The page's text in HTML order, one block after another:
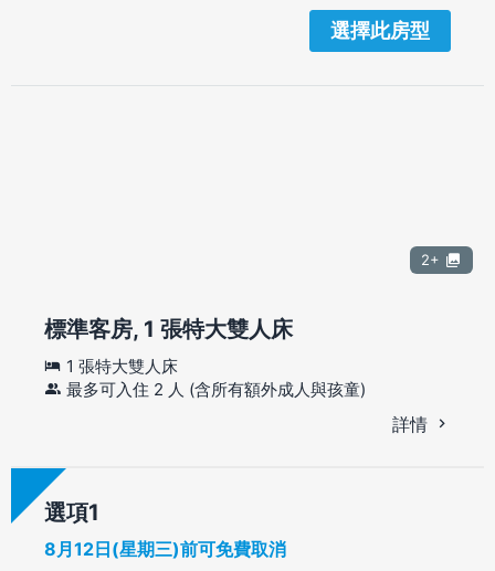
選擇此房型
2+
標準客房, 1 張特大雙人床
1 張特大雙人床
最多可入住 2 人 (含所有額外成人與孩童)
詳情
選項
8月12日(星期三)前可免費取消